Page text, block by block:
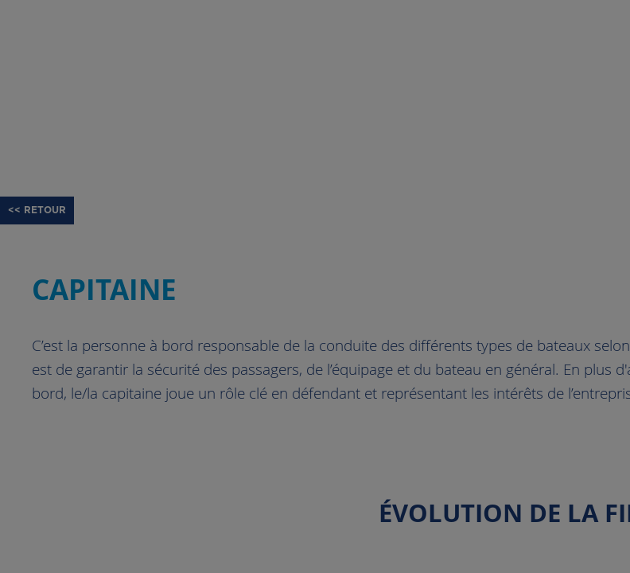
<< RETOUR
CAPITAINE
C’est la personne à bord responsable de la conduite des différents types de bateaux
est de garantir la sécurité des passagers, de l’équipage et du bateau en général. En plus
bord, le/la capitaine joue un rôle clé en défendant et représentant les intérêts de
ÉVOLUTION DE LA